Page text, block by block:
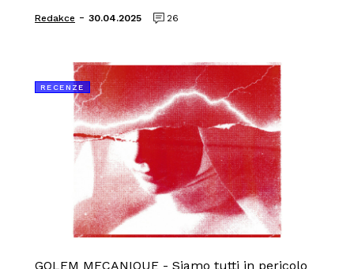
Redakce - 30.04.2025 26
RECENZE
GOLEM MECANIQUE - Siamo tutti in pericolo